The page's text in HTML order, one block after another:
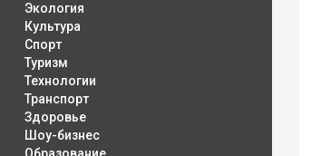
Экология
Культура
Спорт
Туризм
Технологии
Транспорт
Здоровье
Шоу-бизнес